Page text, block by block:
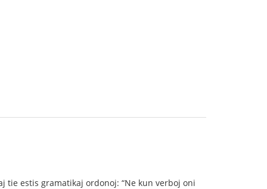
tie estis gramatikaj ordonoj: “Ne kun verboj oni